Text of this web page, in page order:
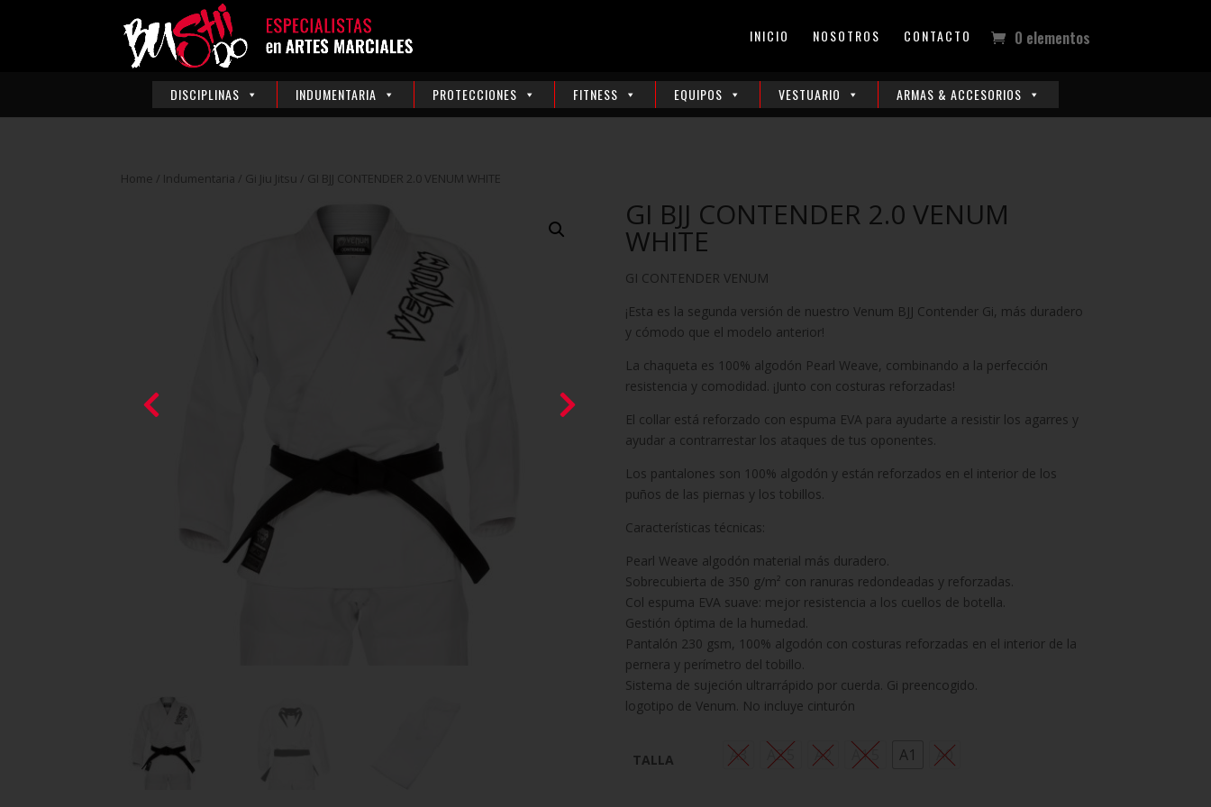
INICIO NOSOTROS CONTACTO 0 elementos
DISCIPLINAS INDUMENTARIA PROTECCIONES FITNESS EQUIPOS VESTUARIO ARMAS & ACCESORIOS
Home / Indumentaria / Gi Jiu Jitsu / GI BJJ CONTENDER 2.0 VENUM WHITE
GI BJJ CONTENDER 2.0 VENUM
WHITE
GI CONTENDER VENUM
¡Esta es la segunda versión de nuestro Venum BJJ Contender Gi, más duradero
y cómodo que el modelo anterior!
La chaqueta es 100% algodón Pearl Weave, combinando a la perfección
resistencia y comodidad. ¡Junto con costuras reforzadas!
El collar está reforzado con espuma EVA para ayudarte a resistir los agarres y
ayudar a contrarrestar los ataques de tus oponentes.
Los pantalones son 100% algodón y están reforzados en el interior de los
puños de las piernas y los tobillos.
Características técnicas:
Pearl Weave algodón material más duradero.
Sobrecubierta de 350 g/m² con ranuras redondeadas y reforzadas.
Col espuma EVA suave: mejor resistencia a los cuellos de botella.
Gestión óptima de la humedad.
Pantalón 230 gsm, 100% algodón con costuras reforzadas en el interior de la
pernera y perímetro del tobillo.
Sistema de sujeción ultrarrápido por cuerda. Gi preencogido.
logotipo de Venum. No incluye cinturón
TALLA A3 A2.5 A2 A1.5 A1 A0